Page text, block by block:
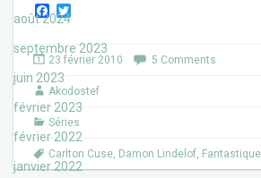
août 2024
septembre 2023
juin 2023
février 2023
février 2022
janvier 2022
F
a
e
b
o
o
k
t
t
r
23 février 2010 5 Comments
Akodostef
Séries
Carlton Cuse, Damon Lindelof, Fantastique